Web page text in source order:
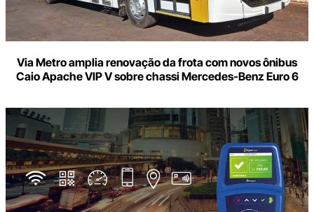
Via Metro amplia renovação da frota com novos ônibus
Caio Apache VIP V sobre chassi Mercedes-Benz Euro 6